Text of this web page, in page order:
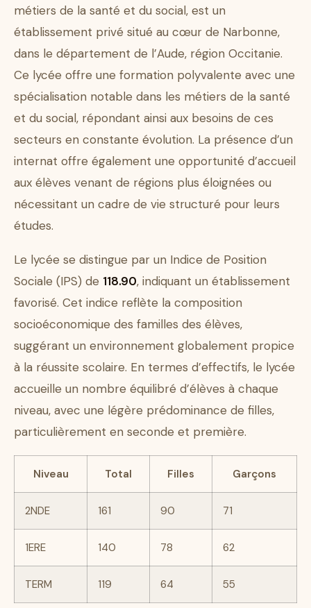
métiers de la santé et du social, est un
établissement privé situé au cœur de Narbonne,
dans le département de l’Aude, région Occitanie.
Ce lycée offre une formation polyvalente avec une
spécialisation notable dans les métiers de la santé
et du social, répondant ainsi aux besoins de ces
secteurs en constante évolution. La présence d’un
internat offre également une opportunité d’accueil
aux élèves venant de régions plus éloignées ou
nécessitant un cadre de vie structuré pour leurs
études.
Le lycée se distingue par un Indice de Position
Sociale (IPS) de 118.90, indiquant un établissement
favorisé. Cet indice reflète la composition
socioéconomique des familles des élèves,
suggérant un environnement globalement propice
à la réussite scolaire. En termes d’effectifs, le lycée
accueille un nombre équilibré d’élèves à chaque
niveau, avec une légère prédominance de filles,
particulièrement en seconde et première.
Niveau Total Filles Garçons
2NDE 161 90 71
1ERE 140 78 62
TERM 119 64 55